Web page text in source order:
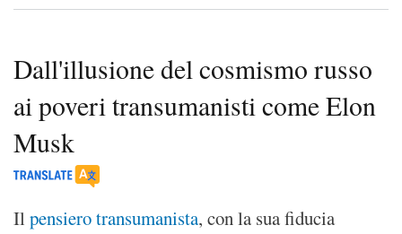
Dall'illusione del cosmismo russo
ai poveri transumanisti come Elon
Musk
Il pensiero transumanista, con la sua fiducia